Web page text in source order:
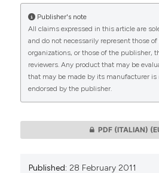
CITATIONS
0 0
More Citation Formats
Publisher's note
All claims expressed in this article are
and do not necessarily represent those
organizations, or those of the publisher,
reviewers. Any product that may be
that may be made by its manufacturer is
endorsed by the publisher.
PDF (ITALIAN)
Published: 28 February 2011